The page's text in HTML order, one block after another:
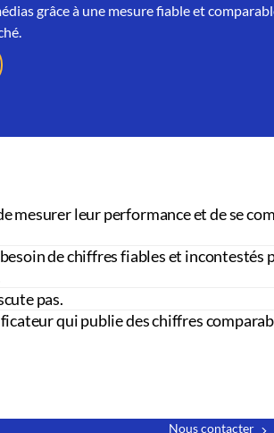
grâce à une mesure fiable et
mesurer leur performance et de se
de chiffres fiables et incontestés
pas.
qui publie des chiffres
Nous contacter